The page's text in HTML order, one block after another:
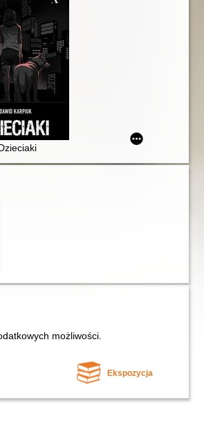
nowo: jak nie pozwolić, by lęk przejął kontrolę
możliwości.
Ekspozycja